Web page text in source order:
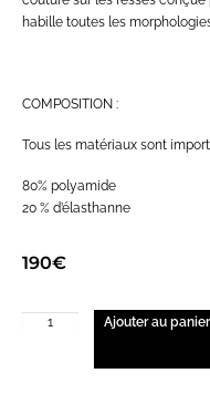
habille toutes les
COMPOSITION :
Tous les matériaux sont
80% polyamide
20 % d’élasthanne
190€
Ajouter au panier